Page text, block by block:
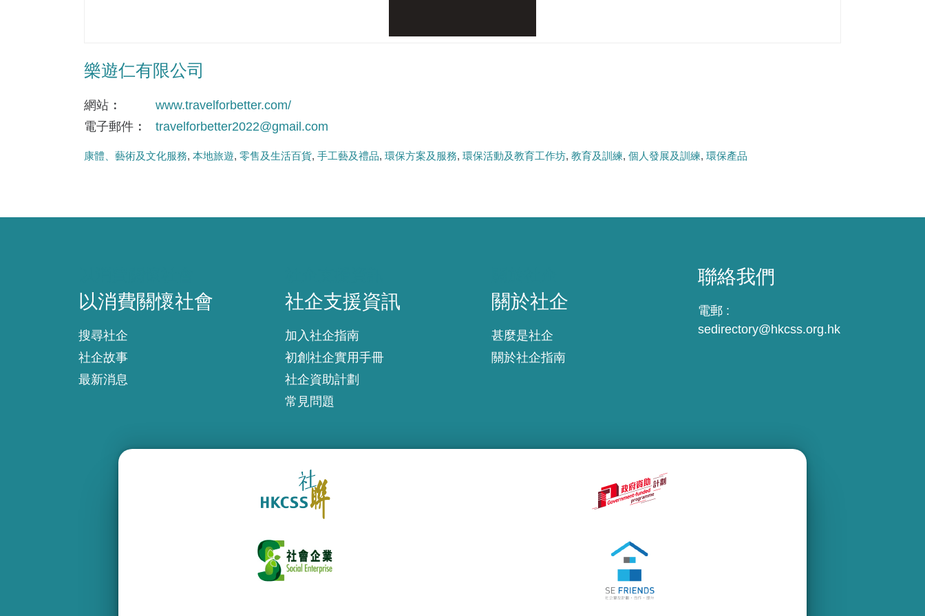
樂遊仁有限公司
網站
www.travelforbetter.com/
電子郵件
travelforbetter2022@gmail.com
康體、藝術及文化服務 本地旅遊 零售及生活百貨 手工藝及禮品 環保方案及服務 環保活動及教育工作坊 教育及訓練 個人發展及訓練 環保產品
以消費關懷社會
搜尋社企
社企故事
最新消息
社企支援資訊
加入社企指南
初創社企實用手冊
社企資助計劃
常見問題
關於社企
甚麼是社企
關於社企指南
聯絡我們
電郵 :
sedirectory@hkcss.org.hk